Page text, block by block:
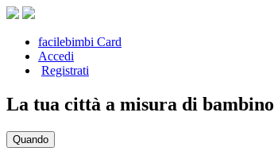
facilebimbi Card
Accedi
Registrati
La tua città a misura di bambino
Quando